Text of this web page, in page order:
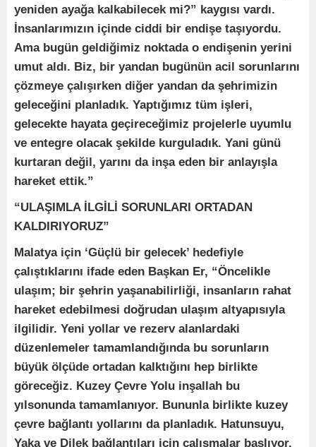
yeniden ayağa kalkabilecek mi?” kaygısı vardı.
İnsanlarımızın içinde ciddi bir endişe taşıyordu.
Ama bugün geldiğimiz noktada o endişenin yerini
umut aldı. Biz, bir yandan bugünün acil sorunlarını
çözmeye çalışırken diğer yandan da şehrimizin
geleceğini planladık. Yaptığımız tüm işleri,
gelecekte hayata geçireceğimiz projelerle uyumlu
ve entegre olacak şekilde kurguladık. Yani günü
kurtaran değil, yarını da inşa eden bir anlayışla
hareket ettik.”
“ULAŞIMLA İLGİLİ SORUNLARI ORTADAN
KALDIRIYORUZ”
Malatya için ‘Güçlü bir gelecek’ hedefiyle
çalıştıklarını ifade eden Başkan Er, “Öncelikle
ulaşım; bir şehrin yaşanabilirliği, insanların rahat
hareket edebilmesi doğrudan ulaşım altyapısıyla
ilgilidir. Yeni yollar ve rezerv alanlardaki
düzenlemeler tamamlandığında bu sorunların
büyük ölçüde ortadan kalktığını hep birlikte
göreceğiz. Kuzey Çevre Yolu inşallah bu
yılsonunda tamamlanıyor. Bununla birlikte kuzey
çevre bağlantı yollarını da planladık. Hatunsuyu,
Yaka ve Dilek bağlantıları için çalışmalar başlıyor.